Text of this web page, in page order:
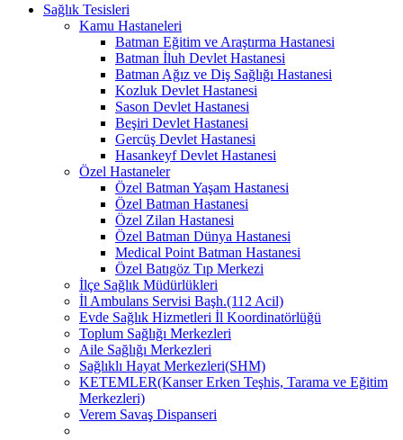
Sağlık Tesisleri
Kamu Hastaneleri
Batman Eğitim ve Araştırma Hastanesi
Batman İluh Devlet Hastanesi
Batman Ağız ve Diş Sağlığı Hastanesi
Kozluk Devlet Hastanesi
Sason Devlet Hastanesi
Beşiri Devlet Hastanesi
Gercüş Devlet Hastanesi
Hasankeyf Devlet Hastanesi
Özel Hastaneler
Özel Batman Yaşam Hastanesi
Özel Batman Hastanesi
Özel Zilan Hastanesi
Özel Batman Dünya Hastanesi
Medical Point Batman Hastanesi
Özel Batıgöz Tıp Merkezi
İlçe Sağlık Müdürlükleri
İl Ambulans Servisi Başh.(112 Acil)
Evde Sağlık Hizmetleri İl Koordinatörlüğü
Toplum Sağlığı Merkezleri
Aile Sağlığı Merkezleri
Sağlıklı Hayat Merkezleri(SHM)
KETEMLER(Kanser Erken Teşhis, Tarama ve Eğitim
Merkezleri)
Verem Savaş Dispanseri